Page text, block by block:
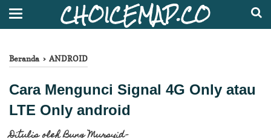
CHOICEMAP.CO
Beranda› ANDROID
Cara Mengunci Signal 4G Only atau
LTE Only android